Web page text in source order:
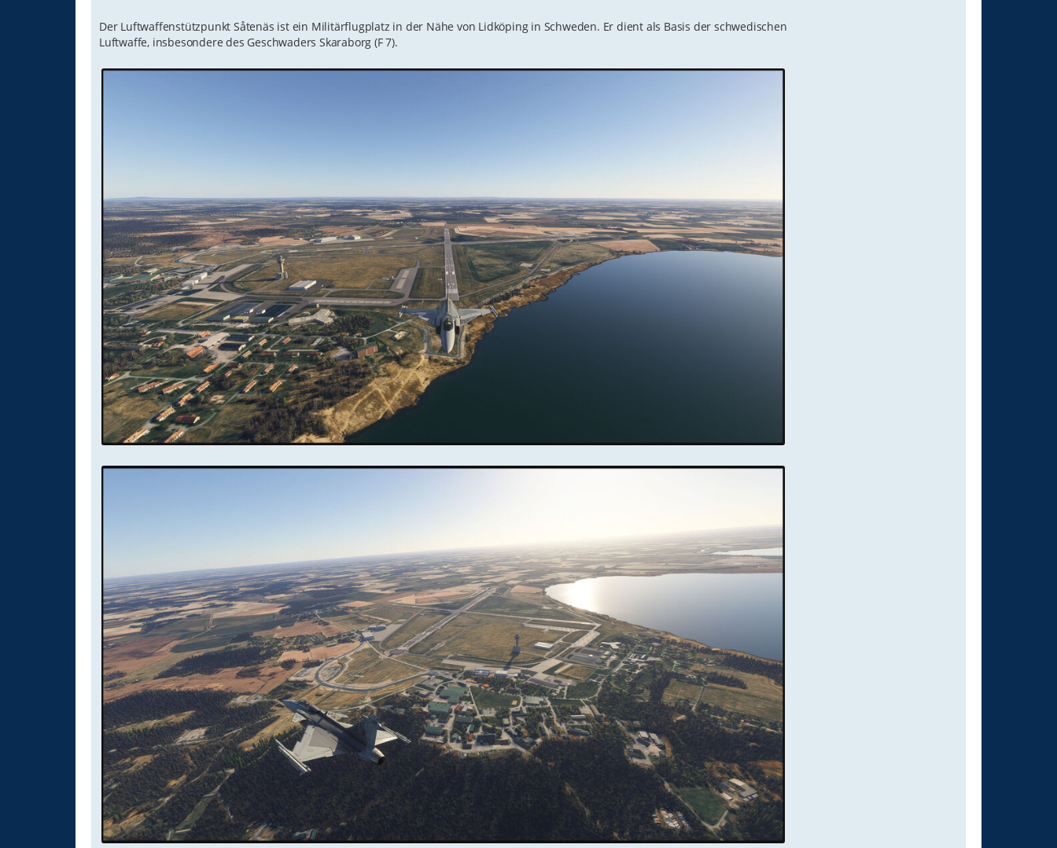
Der Luftwaffenstützpunkt Såtenäs ist ein Militärflugplatz in der Nähe von Lidköping in Schweden. Er dient als Basis der schwedischen
Luftwaffe, insbesondere des Geschwaders Skaraborg (F 7).